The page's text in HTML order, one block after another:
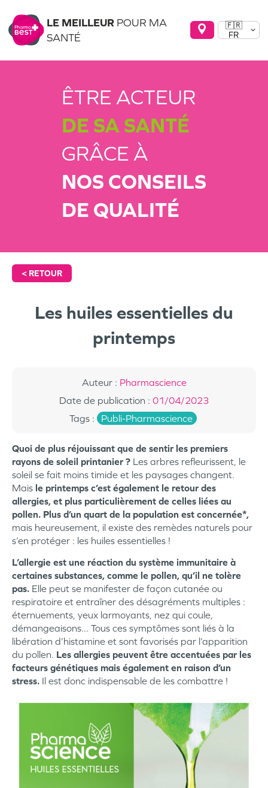
LE MEILLEUR POUR MA
SANTÉ
🇫🇷
FR
ÊTRE ACTEUR
DE SA SANTÉ
GRÂCE À
NOS CONSEILS
DE QUALITÉ
< RETOUR
Les huiles essentielles du
printemps
Auteur: Pharmascience
Date de publication : 01/04/2023
Tags: Publi-Pharmascience
Quoi de plus réjouissant que de sentir les premiers
rayons de soleil printanier ? Les arbres refleurissent, le
soleil se fait moins timide et les paysages changent.
Mais le printemps c’est également le retour des
allergies, et plus particulièrement de celles liées au
pollen. Plus d’un quart de la population est concernée*,
mais heureusement, il existe des remèdes naturels pour
s’en protéger : les huiles essentielles !
L’allergie est une réaction du système immunitaire à
certaines substances, comme le pollen, qu’il ne tolère
pas. Elle peut se manifester de façon cutanée ou
respiratoire et entraîner des désagréments multiples :
éternuements, yeux larmoyants, nez qui coule,
démangeaisons... Tous ces symptômes sont liés à la
libération d’histamine et sont favorisés par l’apparition
du pollen. Les allergies peuvent être accentuées par les
facteurs génétiques mais également en raison d’un
stress. Il est donc indispensable de les combattre !